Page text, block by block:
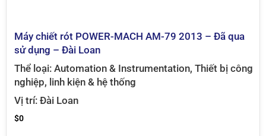
Máy chiết rót POWER-MACH AM-79 2013 – Đã qua
sử dụng – Đài Loan
Thể loại: Automation & Instrumentation, Thiết bị công
nghiệp, linh kiện & hệ thống
Vị trí: Đài Loan
$0